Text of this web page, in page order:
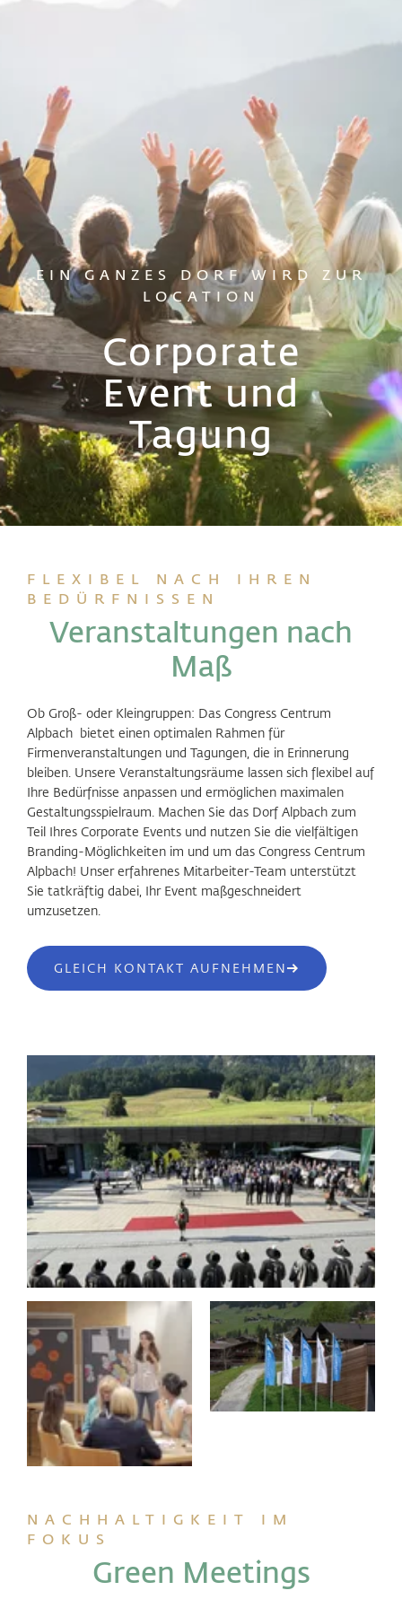
EIN GANZES DORF WIRD ZUR
LOCATION
Corporate
Event und
Tagung
FLEXIBEL NACH IHREN
BEDÜRFNISSEN
Veranstaltungen nach
Maß
Ob Groß- oder Kleingruppen: Das Congress Centrum
Alpbach bietet einen optimalen Rahmen für
Firmenveranstaltungen und Tagungen, die in Erinnerung
bleiben. Unsere Veranstaltungsräume lassen sich flexibel auf
Ihre Bedürfnisse anpassen und ermöglichen maximalen
Gestaltungsspielraum. Machen Sie das Dorf Alpbach zum
Teil Ihres Corporate Events und nutzen Sie die vielfältigen
Branding-Möglichkeiten im und um das Congress Centrum
Alpbach! Unser erfahrenes Mitarbeiter-Team unterstützt
Sie tatkräftig dabei, Ihr Event maßgeschneidert
umzusetzen.
GLEICH KONTAKT AUFNEHMEN
NACHHALTIGKEIT IM
FOKUS
Green Meetings